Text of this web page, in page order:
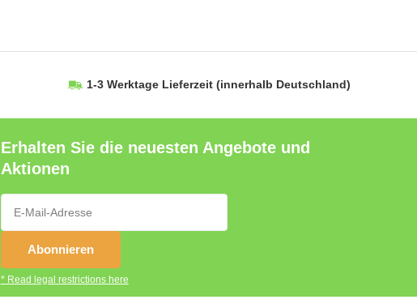
1-3 Werktage Lieferzeit (innerhalb Deutschland)
Erhalten Sie die neuesten Angebote und
Aktionen
Abonnieren
* Read legal restrictions here